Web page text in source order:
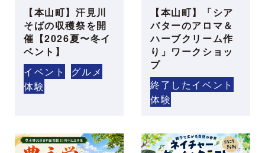
【本山町】汗見川
そばの収穫祭を開
催【2026夏〜冬イ
ベント】
イベント
グルメ
体験
【本山町】「シア
バターのアロマ＆
ハーブクリーム作
り」ワークショッ
プ
終了したイベント
体験